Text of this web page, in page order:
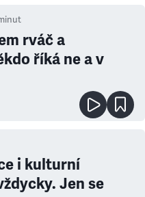
rváč a
říká ne a v
i kulturní
Jen se